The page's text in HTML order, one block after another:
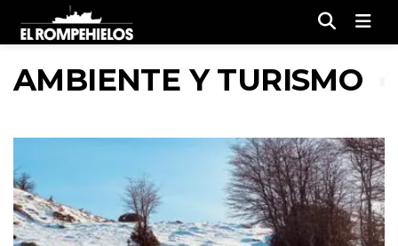
AMBIENTE Y TURISMO